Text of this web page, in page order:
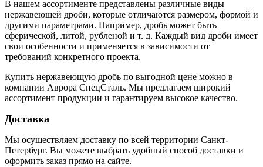
В нашем ассортименте представлены различные виды
нержавеющей дроби, которые отличаются размером, формой и
другими параметрами. Например, дробь может быть
сферической, литой, рубленой и т. д. Каждый вид дроби имеет
свои особенности и применяется в зависимости от
требований конкретного проекта.
Купить нержавеющую дробь по выгодной цене можно в
компании Аврора СпецСталь. Мы предлагаем широкий
ассортимент продукции и гарантируем высокое качество.
Доставка
Мы осуществляем доставку по всей территории Санкт-
Петербург. Вы можете выбрать удобный способ доставки и
оформить заказ прямо на сайте.